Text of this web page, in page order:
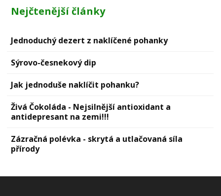
Nejčtenější články
Jednoduchý dezert z naklíčené pohanky
Sýrovо-česnekový dip
Jak jednoduše naklíčit pohanku?
Živá Čokoláda - Nejsilnější antioxidant a
antidepresant na zemi!!!
Zázračná polévka - skrytá a utlačovaná síla
přírody